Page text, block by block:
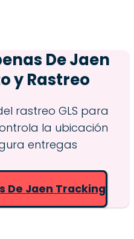
De Jaen
y Rastreo
rastreo GLS para
la ubicación
entregas
De Jaen Tracking